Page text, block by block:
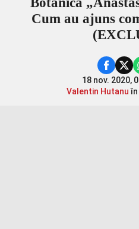
Cum au ajuns
18 nov. 2020,
Valentin Hutanuîn